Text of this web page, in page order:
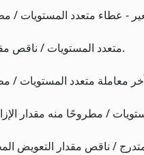
اسأل - fsk متعدد المستويات / ناقص مقدار التعويض المحتمل.